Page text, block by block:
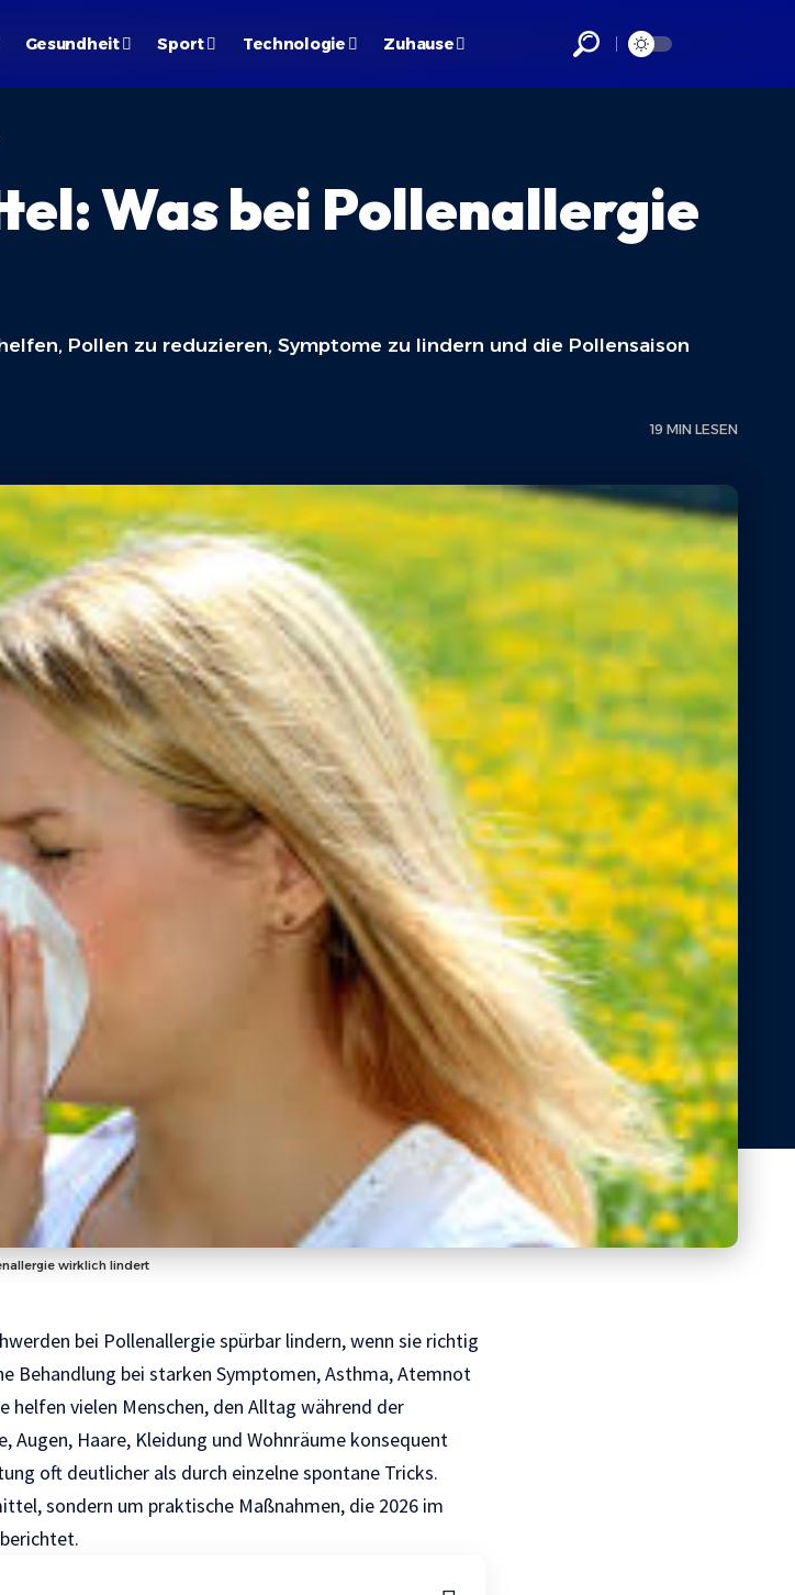
Gesundheit Sport Technologie Zuhause
Was bei Pollenallergie
Pollen zu reduzieren, Symptome zu lindern und die Pollensaison
19 MIN LESEN
wirklich lindert
bei Pollenallergie spürbar lindern, wenn sie richtig
Behandlung bei starken Symptomen, Asthma, Atemnot
helfen vielen Menschen, den Alltag während der
Augen, Haare, Kleidung und Wohnräume konsequent
oft deutlicher als durch einzelne spontane Tricks.
sondern um praktische Maßnahmen, die 2026 im
berichtet.